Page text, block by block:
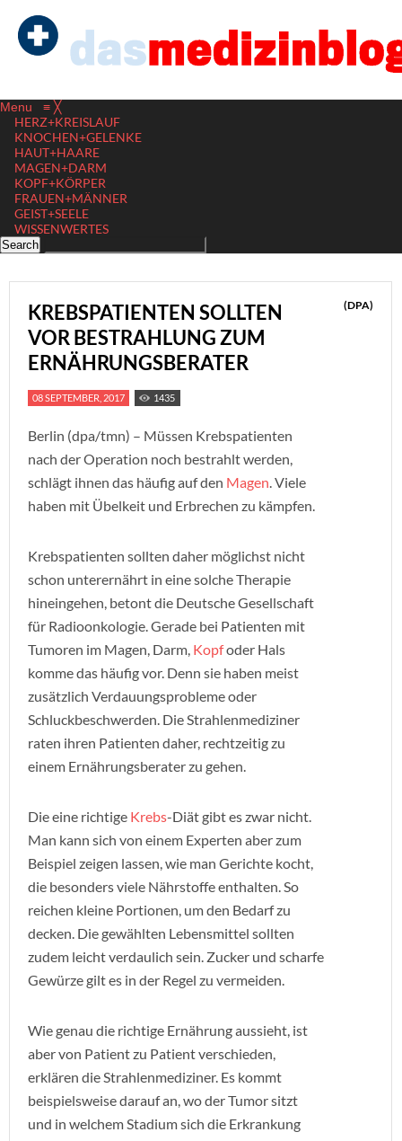
Menu ≡ ╳
HERZ+KREISLAUF
KNOCHEN+GELENKE
HAUT+HAARE
MAGEN+DARM
KOPF+KÖRPER
FRAUEN+MÄNNER
GEIST+SEELE
WISSENWERTES
KREBSPATIENTEN SOLLTEN
VOR BESTRAHLUNG ZUM
ERNÄHRUNGSBERATER
(DPA)
08 SEPTEMBER, 2017 1435
Berlin (dpa/tmn) – Müssen Krebspatienten
nach der Operation noch bestrahlt werden,
schlägt ihnen das häufig auf den Magen. Viele
haben mit Übelkeit und Erbrechen zu kämpfen.
Krebspatienten sollten daher möglichst nicht
schon unterernährt in eine solche Therapie
hineingehen, betont die Deutsche Gesellschaft
für Radioonkologie. Gerade bei Patienten mit
Tumoren im Magen, Darm, Kopfoder Hals
komme das häufig vor. Denn sie haben meist
zusätzlich Verdauungsprobleme oder
Schluckbeschwerden. Die Strahlenmediziner
raten ihren Patienten daher, rechtzeitig zu
einem Ernährungsberater zu gehen.
Die eine richtige Krebs-Diät gibt es zwar nicht.
Man kann sich von einem Experten aber zum
Beispiel zeigen lassen, wie man Gerichte kocht,
die besonders viele Nährstoffe enthalten. So
reichen kleine Portionen, um den Bedarf zu
decken. Die gewählten Lebensmittel sollten
zudem leicht verdaulich sein. Zucker und scharfe
Gewürze gilt es in der Regel zu vermeiden.
Wie genau die richtige Ernährung aussieht, ist
aber von Patient zu Patient verschieden,
erklären die Strahlenmediziner. Es kommt
beispielsweise darauf an, wo der Tumor sitzt
und in welchem Stadium sich die Erkrankung